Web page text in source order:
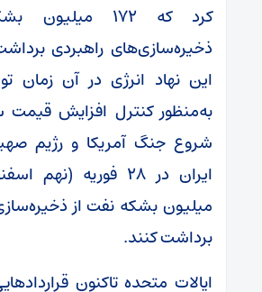
کرد که ۱۷۲
ذخیره‌سازی‌های راهبردی
این نهاد انرژی در آن زمان
به‌منظور کنترل افزایش
شروع جنگ آمریکا و رژیم
میلیون بشکه نفت از
برداشت کنند.
ایالات متحده تاکنون